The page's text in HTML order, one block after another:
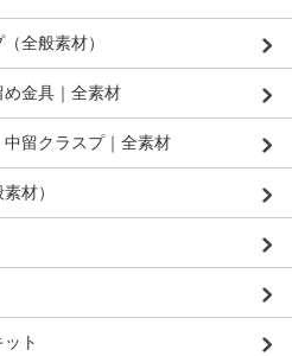
全般素材）
金具｜全素材
留クラスプ｜全素材
材）
ト